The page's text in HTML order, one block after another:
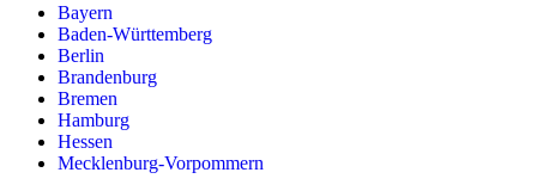
Bayern
Baden-Württemberg
Berlin
Brandenburg
Bremen
Hamburg
Hessen
Mecklenburg-Vorpommern